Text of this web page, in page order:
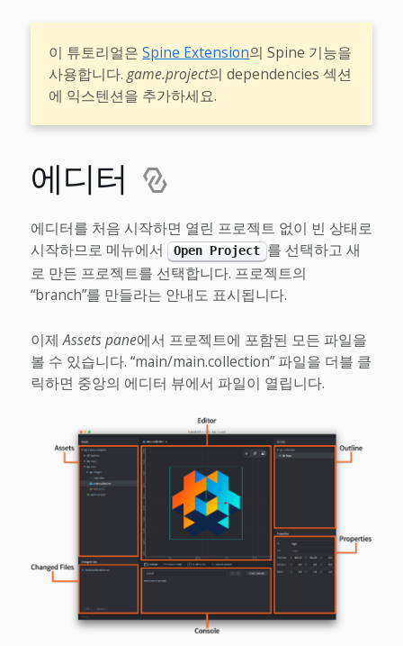
이 튜토리얼은Spine Extension의 Spine 기능을
사용합니다.game.project의 dependencies 섹션
에 익스텐션을 추가하세요.
에디터
에디터를 처음 시작하면 열린 프로젝트 없이 빈 상태로
시작하므로 메뉴에서
Open Project 를 선택하고 새
로 만든 프로젝트를 선택합니다. 프로젝트의
“branch”를 만들라는 안내도 표시됩니다.
이제Assets pane에서 프로젝트에 포함된 모든 파일을
볼 수 있습니다. “main/main.collection” 파일을 더블 클
릭하면 중앙의 에디터 뷰에서 파일이 열립니다.